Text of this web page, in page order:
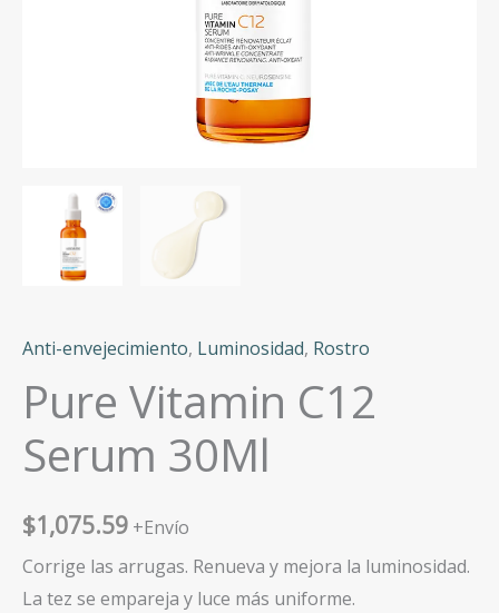
Anti-envejecimiento, Luminosidad, Rostro
Pure Vitamin C12
Serum 30Ml
$1,075.59 +Envío
Corrige las arrugas. Renueva y mejora la luminosidad.
La tez se empareja y luce más uniforme.